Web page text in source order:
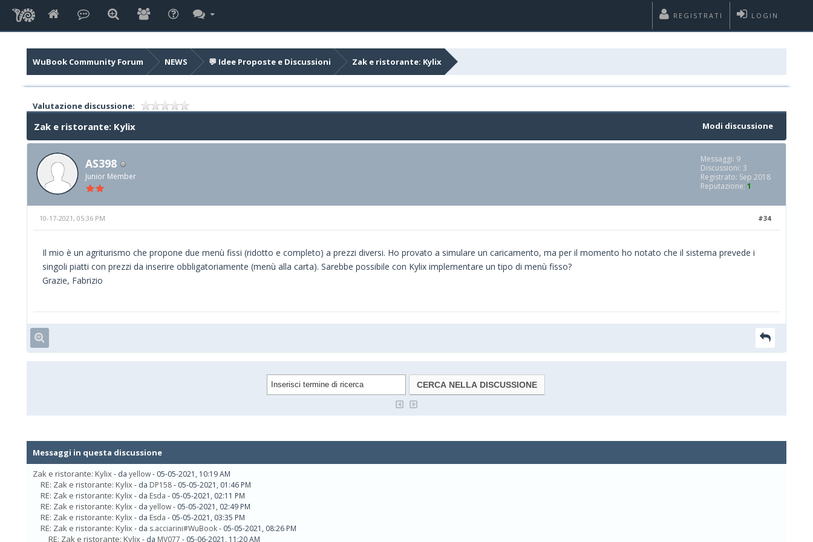
LOGIN
REGISTRATI
WuBook Community Forum NEWS 💬 Idee Proposte e Discussioni Zak e ristorante: Kylix
Valutazione discussione:
Modi discussione
Zak e ristorante: Kylix
AS398
Junior Member
Messaggi: 9
Discussioni: 3
Registrato: Sep 2018
Reputazione: 1
#34
10-17-2021, 05:36 PM
Il mio è un agriturismo che propone due menù fissi (ridotto e completo) a prezzi diversi. Ho provato a simulare un caricamento, ma per il momento ho notato che il sistema prevede i
singoli piatti con prezzi da inserire obbligatoriamente (menù alla carta). Sarebbe possibile con Kylix implementare un tipo di menù fisso?
Grazie, Fabrizio
Messaggi in questa discussione
Zak e ristorante: Kylix- da yellow- 05-05-2021, 10:19 AM
RE: Zak e ristorante: Kylix- da DP158- 05-05-2021, 01:46 PM
RE: Zak e ristorante: Kylix- da Esda - 05-05-2021, 02:11 PM
RE: Zak e ristorante: Kylix- da yellow- 05-05-2021, 02:49 PM
RE: Zak e ristorante: Kylix- da Esda - 05-05-2021, 03:35 PM
RE: Zak e ristorante: Kylix- da s.acciarini#WuBook- 05-05-2021, 08:26 PM
RE: Zak e ristorante: Kylix- da MV077 - 05-06-2021, 11:20 AM